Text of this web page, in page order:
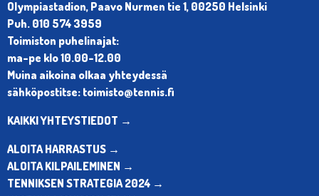
Olympiastadion, Paavo Nurmen tie 1, 00250 Helsinki
Puh. 010 574 3959
Toimiston puhelinajat:
ma-pe klo 10.00-12.00
Muina aikoina olkaa yhteydessä
sähköpostitse: toimisto@tennis.fi
KAIKKI YHTEYSTIEDOT →
ALOITA HARRASTUS →
ALOITA KILPAILEMINEN →
TENNIKSEN STRATEGIA 2024 →